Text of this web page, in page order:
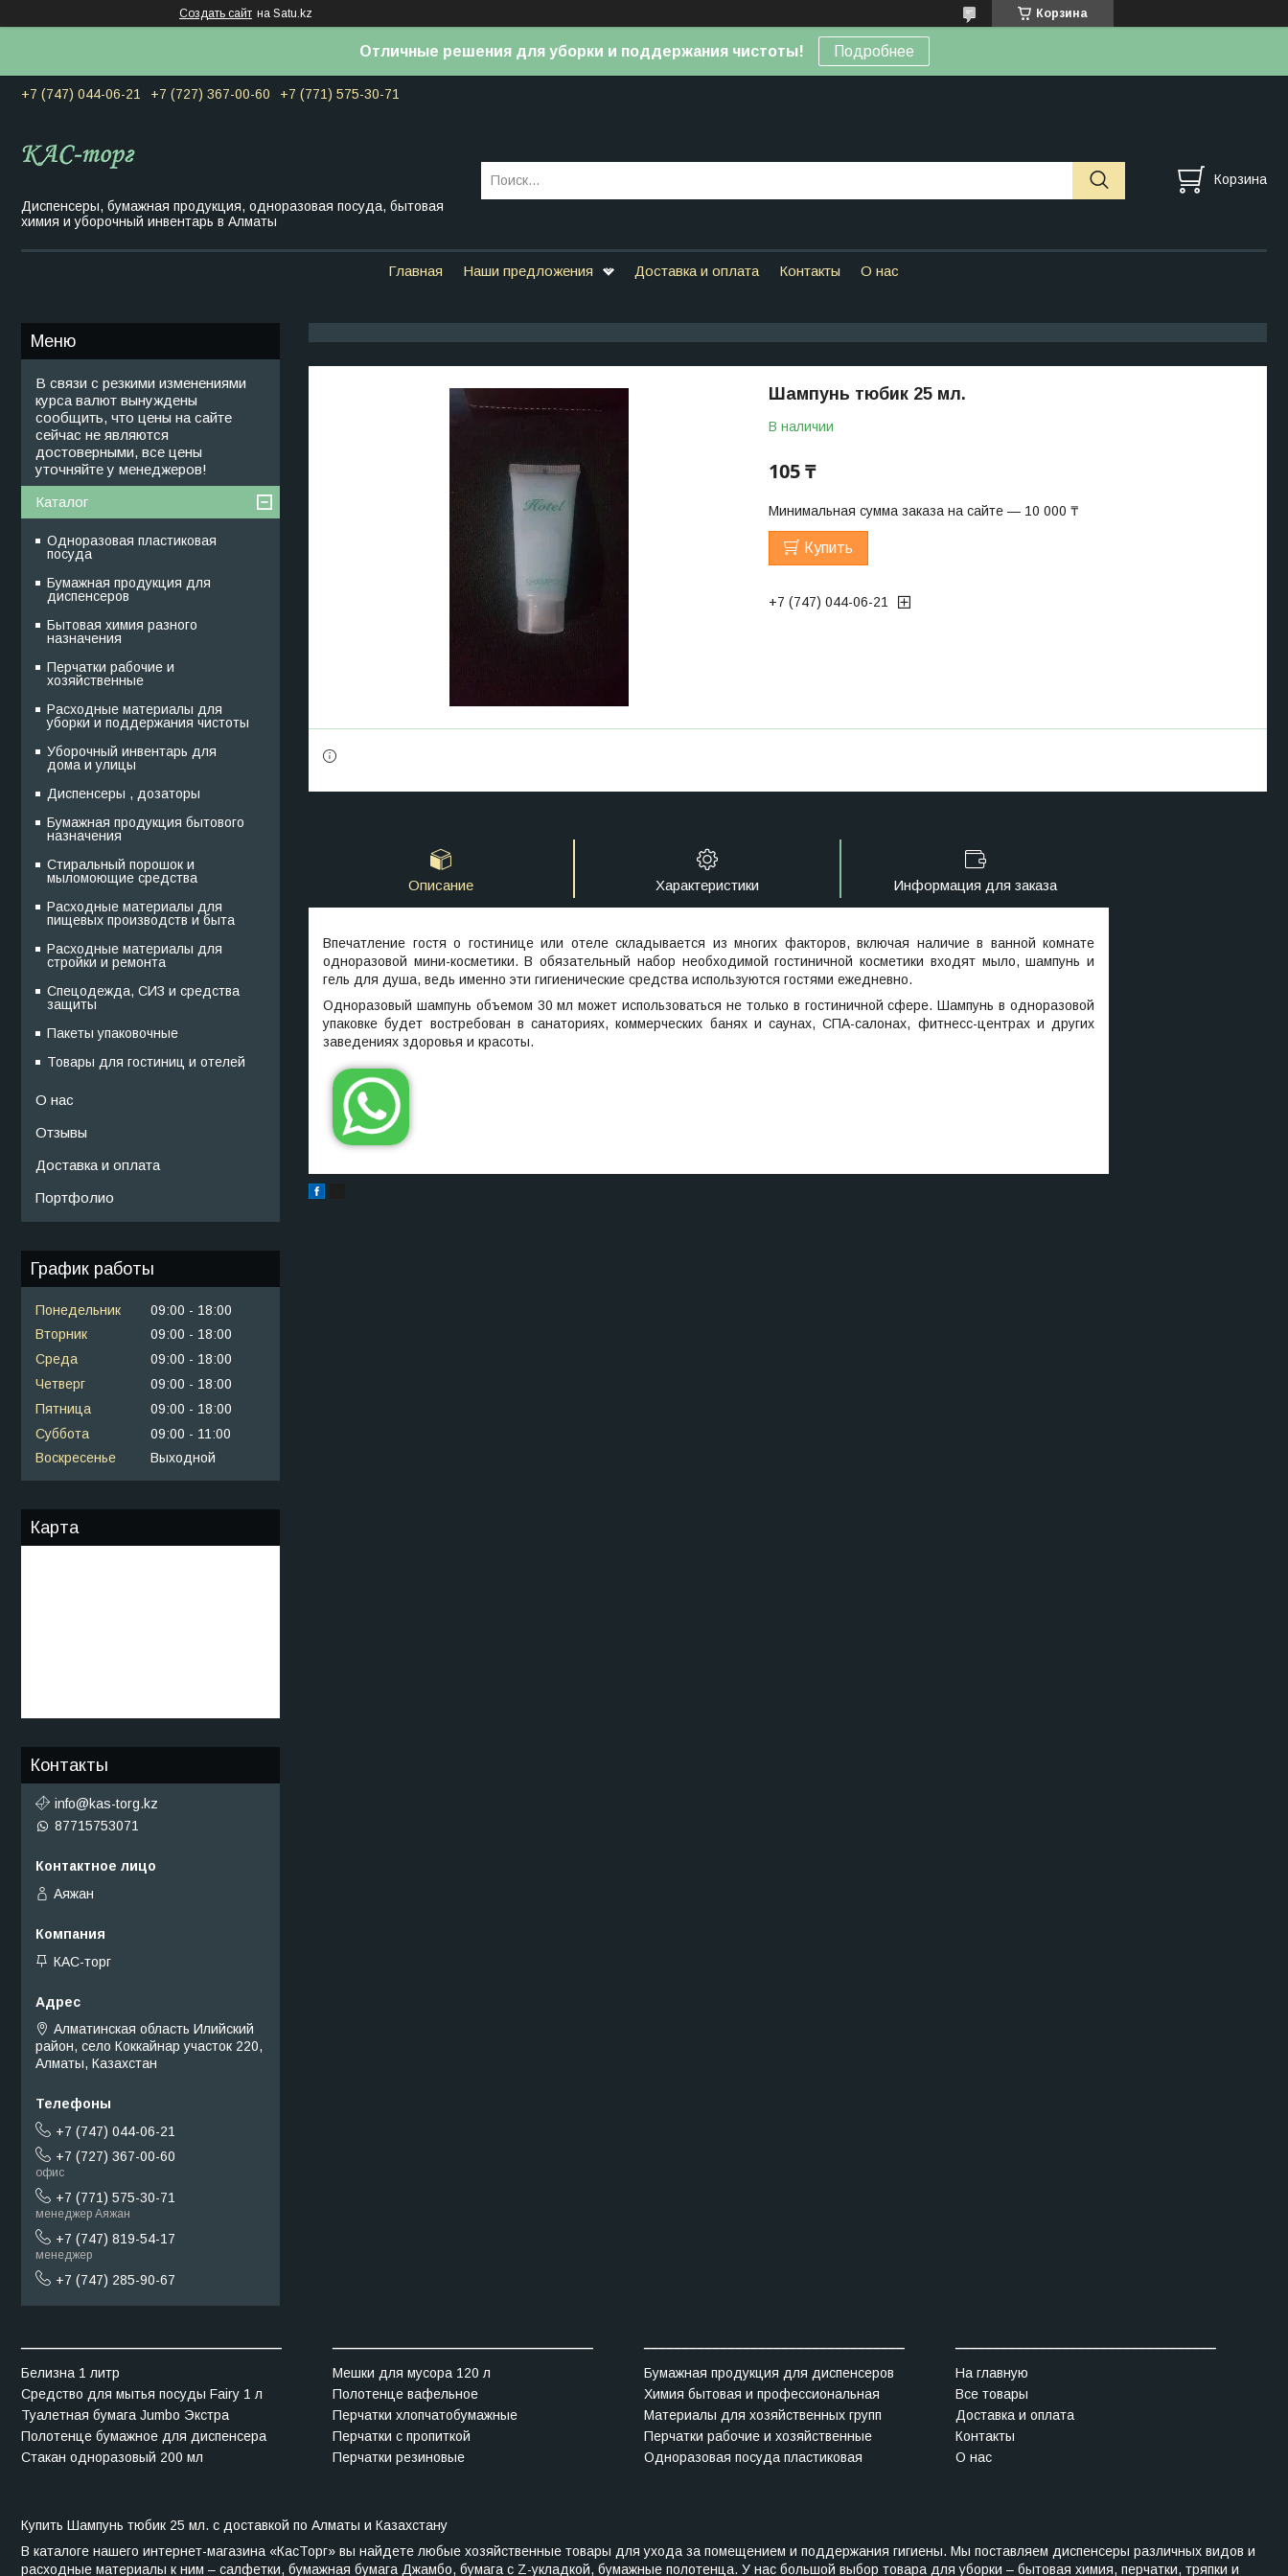
Создать сайт на Satu.kz Корзина
Отличные решения для уборки и поддержания чистоты! Подробнее
+7 (747) 044-06-21 +7 (727) 367-00-60 +7 (771) 575-30-71
Диспенсеры, бумажная продукция, одноразовая посуда, бытовая
химия и уборочный инвентарь в Алматы
Корзина
Главная Наши предложения Доставка и оплата Контакты О нас
Шампунь тюбик 25 мл.
В наличии
105 ₸
Минимальная сумма заказа на сайте — 10 000 ₸
Купить
+7 (747) 044-06-21
Описание Характеристики Информация для заказа
Впечатление гостя о гостинице или отеле складывается из многих факторов, включая наличие в ванной комнате
одноразовой мини-косметики. В обязательный набор необходимой гостиничной косметики входят мыло, шампунь и
гель для душа, ведь именно эти гигиенические средства используются гостями ежедневно.
Одноразовый шампунь объемом 30 мл может использоваться не только в гостиничной сфере. Шампунь в одноразовой
упаковке будет востребован в санаториях, коммерческих банях и саунах, СПА-салонах, фитнесс-центрах и других
заведениях здоровья и красоты.
В связи с резкими изменениями
курса валют вынуждены
сообщить, что цены на сайте
сейчас не являются
достоверными, все цены
уточняйте у менеджеров!
Каталог
Одноразовая пластиковая
посуда
Бумажная продукция для
диспенсеров
Бытовая химия разного
назначения
Перчатки рабочие и
хозяйственные
Расходные материалы для
уборки и поддержания чистоты
Уборочный инвентарь для
дома и улицы
Диспенсеры , дозаторы
Бумажная продукция бытового
назначения
Стиральный порошок и
мыломоющие средства
Расходные материалы для
пищевых производств и быта
Расходные материалы для
стройки и ремонта
Спецодежда, СИЗ и средства
защиты
Пакеты упаковочные
Товары для гостиниц и отелей
О нас
Отзывы
Доставка и оплата
Портфолио
График работы
Понедельник 09:00
18:00
Вторник
09:00
18:00
Среда
09:00
18:00
Четверг
09:00
18:00
Пятница
09:00
18:00
Суббота
09:00
11:00
Воскресенье
Выходной
Карта
Контакты
info@kas-torg.kz
87715753071
Аяжан
КАС-торг
Алматинская область Илийский
район, село Коккайнар участок 220,
Алматы, Казахстан
+7 (747) 044-06-21
+7 (727) 367-00-60
офис
+7 (771) 575-30-71
менеджер Аяжан
+7 (747) 819-54-17
менеджер
+7 (747) 285-90-67
Белизна 1 литр
Средство для мытья посуды Fairy 1 л
Туалетная бумага Jumbo Экстра
Полотенце бумажное для диспенсера
Стакан одноразовый 200 мл
Мешки для мусора 120 л
Полотенце вафельное
Перчатки хлопчатобумажные
Перчатки с пропиткой
Перчатки резиновые
Бумажная продукция для диспенсеров
Химия бытовая и профессиональная
Материалы для хозяйственных групп
Перчатки рабочие и хозяйственные
Одноразовая посуда пластиковая
На главную
Все товары
Доставка и оплата
Контакты
О нас
Купить Шампунь тюбик 25 мл. с доставкой по Алматы и Казахстану
В каталоге нашего интернет-магазина «КасТорг» вы найдете любые хозяйственные товары для ухода за помещением и поддержания гигиены. Мы поставляем диспенсеры различных видов и
расходные материалы к ним – салфетки, бумажная бумага Джамбо, бумага с Z-укладкой, бумажные полотенца. У нас большой выбор товара для уборки – бытовая химия, перчатки, тряпки и